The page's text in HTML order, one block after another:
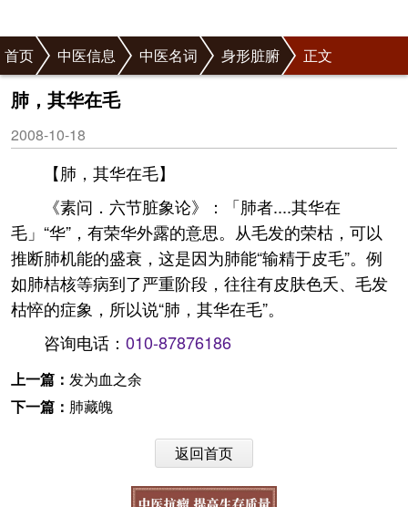
首页 中医信息 中医名词 身形脏腑 正文
肺，其华在毛
2008-10-18
【肺，其华在毛】
《素问．六节脏象论》：「肺者....其华在
毛」“华”，有荣华外露的意思。从毛发的荣枯，可以
推断肺机能的盛衰，这是因为肺能“输精于皮毛”。例
如肺桔核等病到了严重阶段，往往有皮肤色夭、毛发
枯悴的症象，所以说“肺，其华在毛”。
咨询电话： 010-87876186
上一篇： 发为血之余
下一篇： 肺藏魄
返回首页